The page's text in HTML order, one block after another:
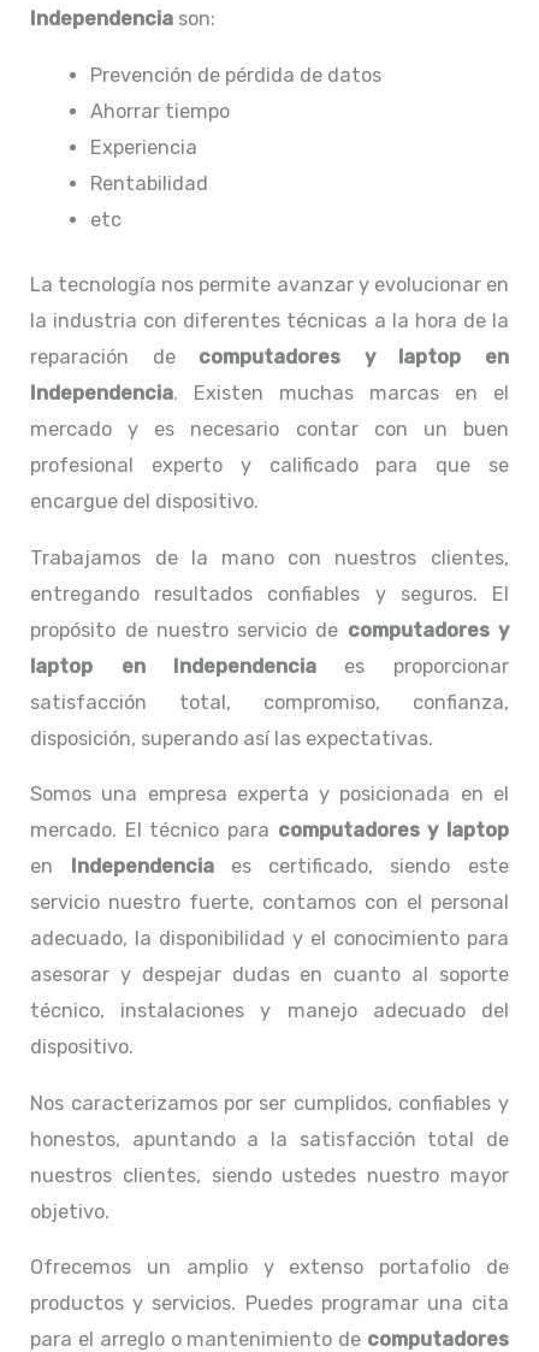
Independencia son:
Prevención de pérdida de datos
Ahorrar tiempo
Experiencia
Rentabilidad
etc
La tecnología nos permite avanzar y evolucionar en
la industria con diferentes técnicas a la hora de la
reparación de computadores y laptop en
Independencia. Existen muchas marcas en el
mercado y es necesario contar con un buen
profesional experto y calificado para que se
encargue del dispositivo.
Trabajamos de la mano con nuestros clientes,
entregando resultados confiables y seguros. El
propósito de nuestro servicio de computadores y
laptop en Independencia es proporcionar
satisfacción total, compromiso, confianza,
disposición, superando así las expectativas.
Somos una empresa experta y posicionada en el
mercado. El técnico para computadores y laptop
en Independenciaes certificado, siendo este
servicio nuestro fuerte, contamos con el personal
adecuado, la disponibilidad y el conocimiento para
asesorar y despejar dudas en cuanto al soporte
técnico, instalaciones y manejo adecuado del
dispositivo.
Nos caracterizamos por ser cumplidos, confiables y
honestos, apuntando a la satisfacción total de
nuestros clientes, siendo ustedes nuestro mayor
objetivo.
Ofrecemos un amplio y extenso portafolio de
productos y servicios. Puedes programar una cita
para el arreglo o mantenimiento de computadores